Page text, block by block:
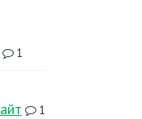
1
1